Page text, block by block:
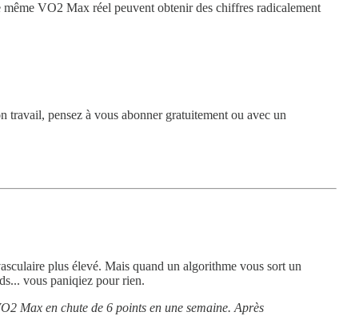
même VO2 Max réel peuvent obtenir des chiffres radicalement
pensez à vous abonner gratuitement ou avec un
plus élevé. Mais quand un algorithme vous sort un
vous paniqiez pour rien.
Max en chute de 6 points en une semaine. Après